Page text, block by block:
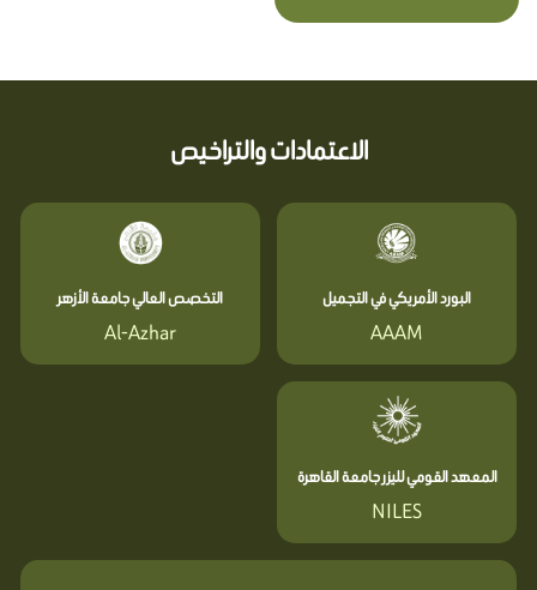
الاعتمادات والتراخيص
البورد الأمريكي في التجميل
AAAM
التخصص العالي جامعة الأزهر
Al-Azhar
المعهد القومي لليزر جامعة القاهرة
NILES